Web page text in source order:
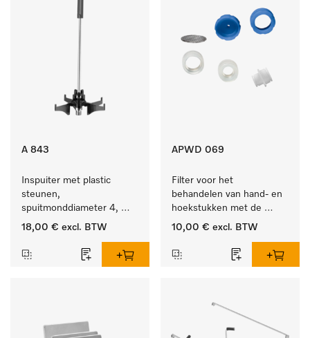
A 843
Inspuiter met plastic
steunen,
spuitmonddiameter 4,
lengte 185 mm, 1 stuk
18,00 € excl. BTW
APWD 069
Filter voor het
behandelen van hand- en
hoekstukken met de
houder APWD 068
10,00 € excl. BTW